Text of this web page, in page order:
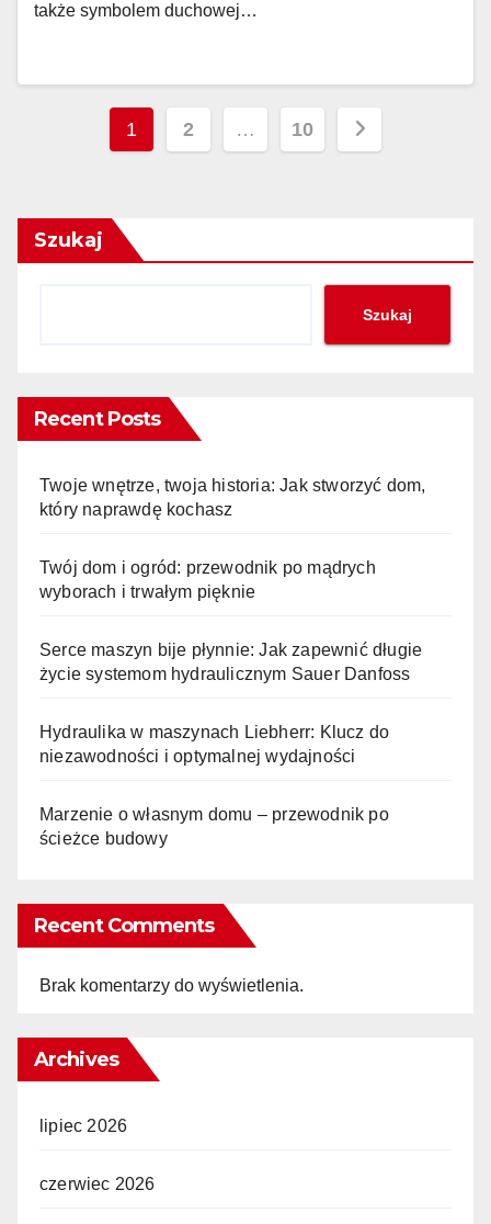
także symbolem duchowej…
Stronicowanie
1 2 … 10
Szukaj
Szukaj
Recent Posts
Twoje wnętrze, twoja historia: Jak stworzyć dom,
który naprawdę kochasz
Twój dom i ogród: przewodnik po mądrych
wyborach i trwałym pięknie
Serce maszyn bije płynnie: Jak zapewnić długie
życie systemom hydraulicznym Sauer Danfoss
Hydraulika w maszynach Liebherr: Klucz do
niezawodności i optymalnej wydajności
Marzenie o własnym domu – przewodnik po
ścieżce budowy
Recent Comments
Brak komentarzy do wyświetlenia.
Archives
lipiec 2026
czerwiec 2026